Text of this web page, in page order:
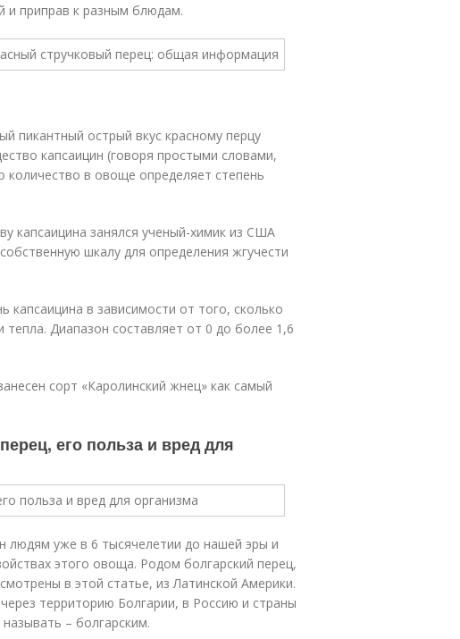
и приправ к разным блюдам.
пикантный острый вкус красному перцу
капсаицин (говоря простыми словами,
количество в овоще определяет степень
капсаицина занялся ученый-химик из США
шкалу для определения жгучести
капсаицина в зависимости от того, сколько
тепла. Диапазон составляет от 0 до более 1,6
сорт «Каролинский жнец» как самый
его польза и вред для
людям уже в 6 тысячелетии до нашей эры и
этого овоща. Родом болгарский перец,
в этой статье, из Латинской Америки.
территорию Болгарии, в Россию и страны
– болгарским.